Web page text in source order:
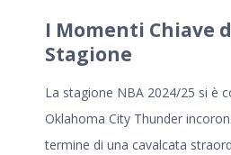
I Momenti Chiave
Stagione
La stagione NBA 2024/25 si è
Oklahoma City Thunder
termine di una cavalcata